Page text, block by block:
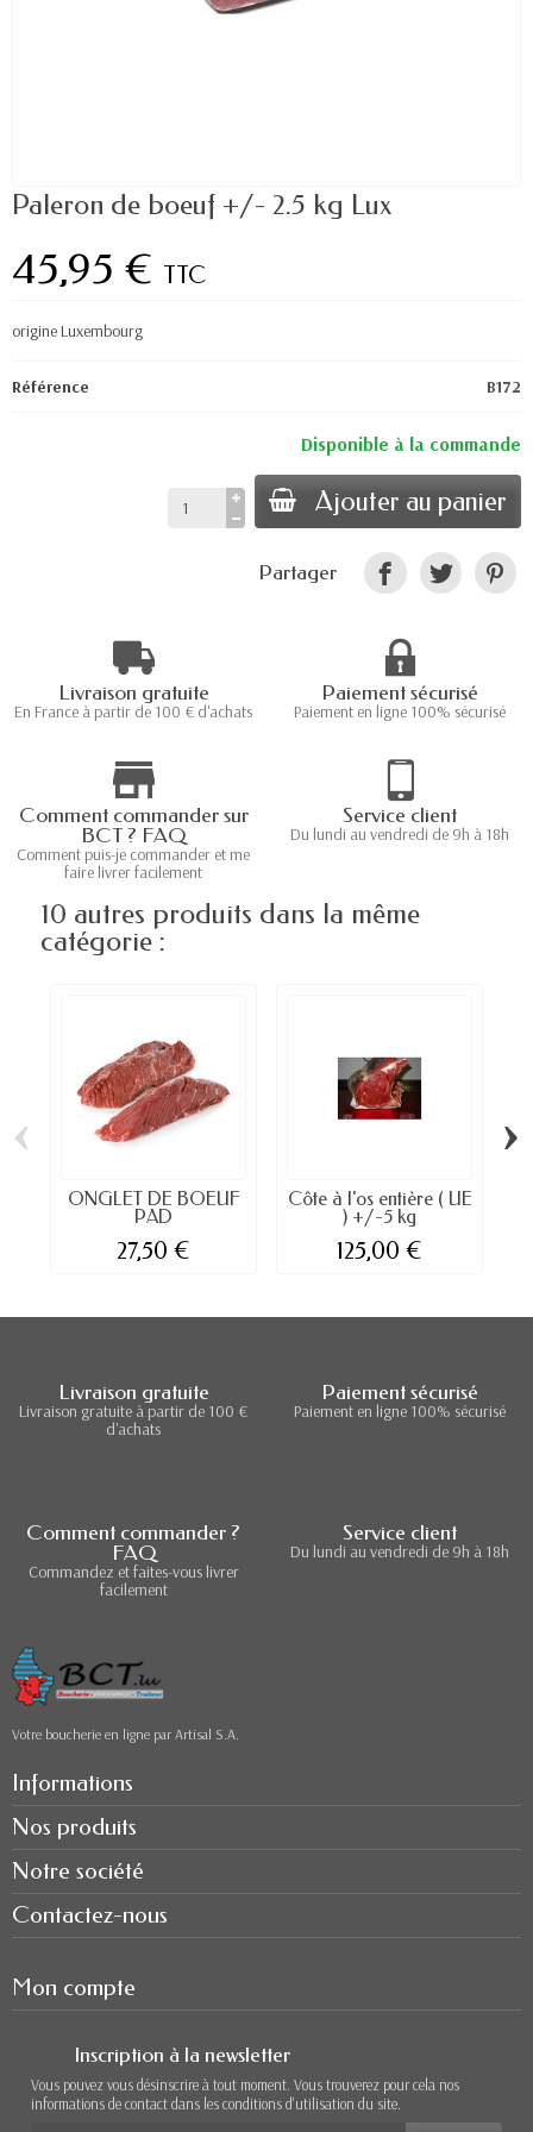
Paleron de boeuf +/- 2.5 kg Lux
45,95 € TTC
origine Luxembourg
Référence B172
Disponible à la commande
Ajouter au panier
Partager
Livraison gratuite
En France à partir de 100 € d'achats
Paiement sécurisé
Paiement en ligne 100% sécurisé
Comment commander sur
BCT ? FAQ
Comment puis-je commander et me
faire livrer facilement
Service client
Du lundi au vendredi de 9h à 18h
10 autres produits dans la même
catégorie :
ONGLET DE BOEUF
PAD
27,50 €
Côte à l'os entière ( UE
) +/-5 kg
125,00 €
‹ ›
Livraison gratuite
Livraison gratuite à partir de 100 €
d'achats
Paiement sécurisé
Paiement en ligne 100% sécurisé
Comment commander ?
FAQ
Commandez et faites-vous livrer
facilement
Service client
Du lundi au vendredi de 9h à 18h
Votre boucherie en ligne par Artisal S.A.
Informations
Nos produits
Notre société
Contactez-nous
Mon compte
Inscription à la newsletter
Vous pouvez vous désinscrire à tout moment. Vous trouverez pour cela nos
informations de contact dans les conditions d'utilisation du site.